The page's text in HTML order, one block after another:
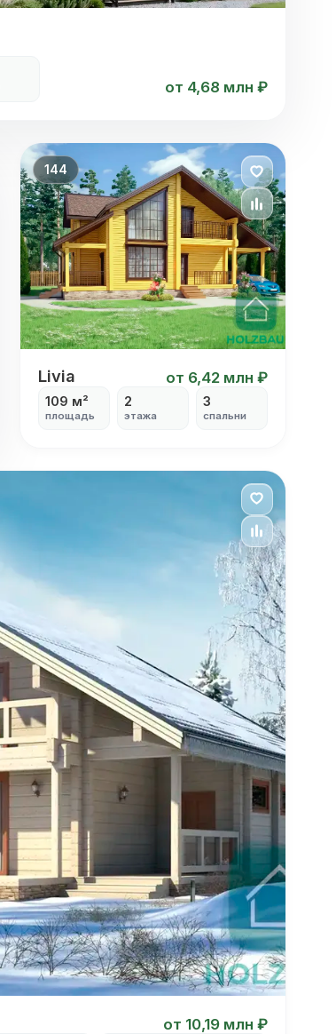
от 4,68 млн ₽
144
Livia
Livia от 6,42 млн ₽
109 м²
площадь
2
этажа
3
спальни
от 10,19 млн ₽